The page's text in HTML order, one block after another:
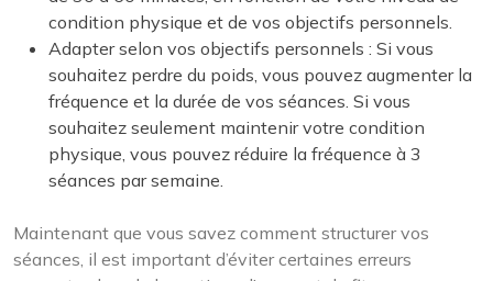
condition physique et de vos objectifs personnels.
Adapter selon vos objectifs personnels : Si vous
souhaitez perdre du poids, vous pouvez augmenter la
fréquence et la durée de vos séances. Si vous
souhaitez seulement maintenir votre condition
physique, vous pouvez réduire la fréquence à 3
séances par semaine.
Maintenant que vous savez comment structurer vos
séances, il est important d’éviter certaines erreurs